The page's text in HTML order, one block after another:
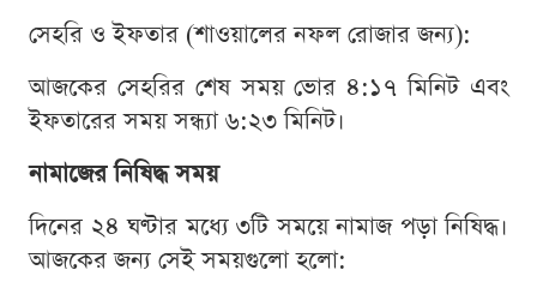
সেহরি ও ইফতার (শাওয়ালের নফল রোজার জন্য):
আজকের সেহরির শেষ সময় ভোর ৪:১৭ মিনিট এবং
ইফতারের সময় সন্ধ্যা ৬:২৩ মিনিট।
নামাজের নিষিদ্ধ সময়
দিনের ২৪ ঘণ্টার মধ্যে ৩টি সময়ে নামাজ পড়া নিষিদ্ধ।
আজকের জন্য সেই সময়গুলো হলো: